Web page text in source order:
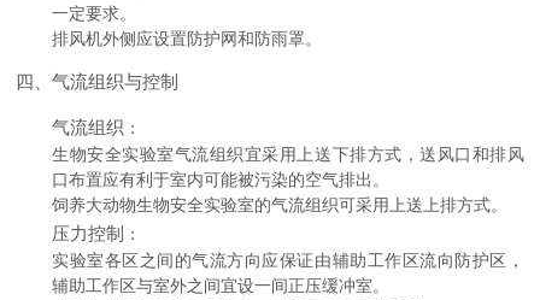
一定要求。
排风机外侧应设置防护网和防雨罩。
四、气流组织与控制
气流组织 ：
生物安全实验室气流组织宜采用上送下排方式，送风口和排风
口布置应有利于室内可能被污染的空气排出。
饲养大动物生物安全实验室的气流组织可采用上送上排方式。
压力控制
：
实验室各区之间的气流方向应保证由辅助工作区流向防护区，
辅助工作区与室外之间宜设一间正压缓冲室。